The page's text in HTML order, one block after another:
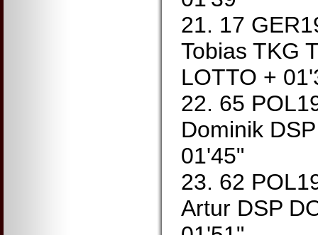
21. 17
Tobias TKG
LOTTO +
22. 65
Dominik
01'45"
23. 62
Artur DSP